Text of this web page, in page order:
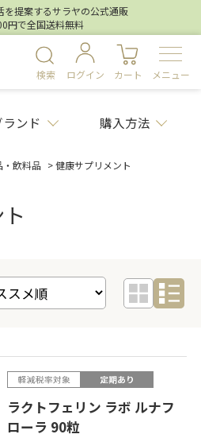
を提案するサラヤの公式通販
円で全国送料無料
検索 ログイン カート メニュー
ランド 購入方法
・飲料品 >健康サプリメント
ラクトフェリン ラボ ルナフ
ローラ 90粒